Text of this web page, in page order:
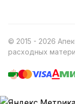
© 2015 - 2026
расходных